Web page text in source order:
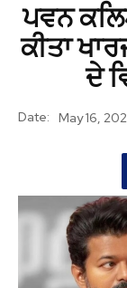
ਪਵਨ
ਕੀਤਾ
ਦੇ
Date: May 16,